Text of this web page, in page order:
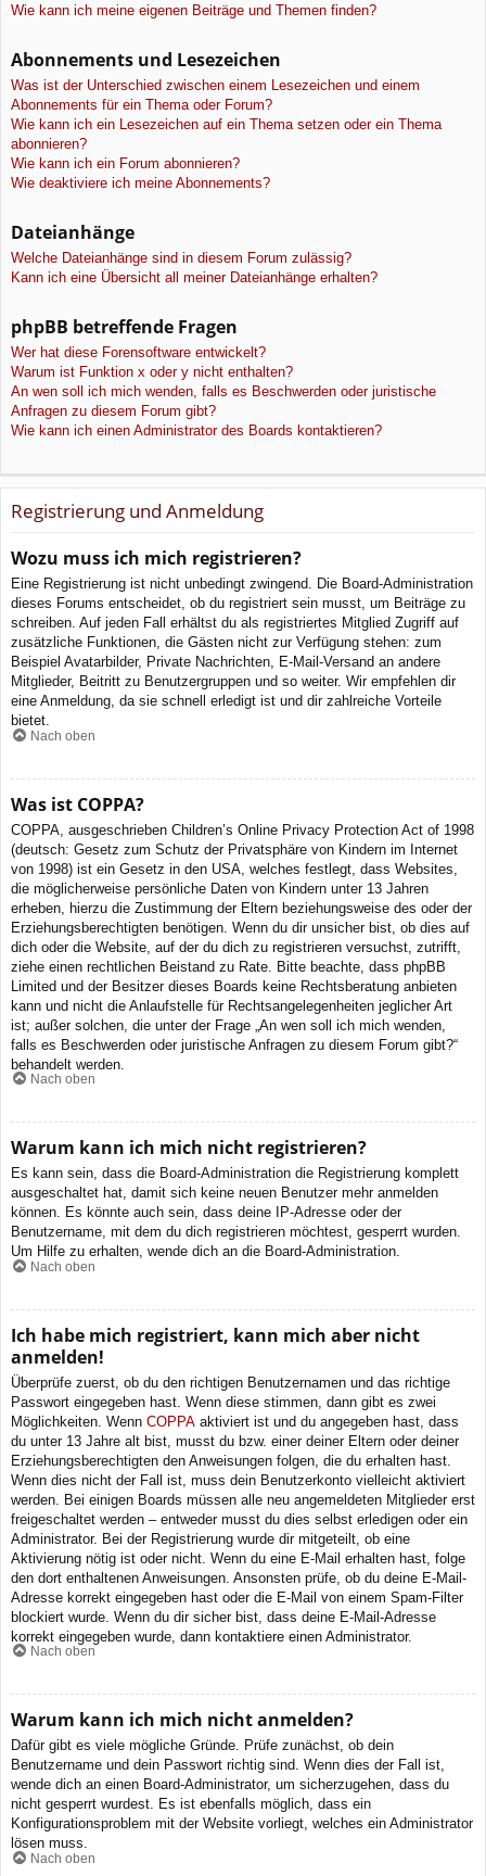
Wie kann ich meine eigenen Beiträge und Themen finden?
Abonnements und Lesezeichen
Was ist der Unterschied zwischen einem Lesezeichen und einem
Abonnements für ein Thema oder Forum?
Wie kann ich ein Lesezeichen auf ein Thema setzen oder ein Thema
abonnieren?
Wie kann ich ein Forum abonnieren?
Wie deaktiviere ich meine Abonnements?
Dateianhänge
Welche Dateianhänge sind in diesem Forum zulässig?
Kann ich eine Übersicht all meiner Dateianhänge erhalten?
phpBB betreffende Fragen
Wer hat diese Forensoftware entwickelt?
Warum ist Funktion x oder y nicht enthalten?
An wen soll ich mich wenden, falls es Beschwerden oder juristische
Anfragen zu diesem Forum gibt?
Wie kann ich einen Administrator des Boards kontaktieren?
Registrierung und Anmeldung
Wozu muss ich mich registrieren?
Eine Registrierung ist nicht unbedingt zwingend. Die Board-Administration
dieses Forums entscheidet, ob du registriert sein musst, um Beiträge zu
schreiben. Auf jeden Fall erhältst du als registriertes Mitglied Zugriff auf
zusätzliche Funktionen, die Gästen nicht zur Verfügung stehen: zum
Beispiel Avatarbilder, Private Nachrichten, E-Mail-Versand an andere
Mitglieder, Beitritt zu Benutzergruppen und so weiter. Wir empfehlen dir
eine Anmeldung, da sie schnell erledigt ist und dir zahlreiche Vorteile
bietet.
Nach oben
Was ist COPPA?
COPPA, ausgeschrieben Children’s Online Privacy Protection Act of 1998
(deutsch: Gesetz zum Schutz der Privatsphäre von Kindern im Internet
von 1998) ist ein Gesetz in den USA, welches festlegt, dass Websites,
die möglicherweise persönliche Daten von Kindern unter 13 Jahren
erheben, hierzu die Zustimmung der Eltern beziehungsweise des oder der
Erziehungsberechtigten benötigen. Wenn du dir unsicher bist, ob dies auf
dich oder die Website, auf der du dich zu registrieren versuchst, zutrifft,
ziehe einen rechtlichen Beistand zu Rate. Bitte beachte, dass phpBB
Limited und der Besitzer dieses Boards keine Rechtsberatung anbieten
kann und nicht die Anlaufstelle für Rechtsangelegenheiten jeglicher Art
ist; außer solchen, die unter der Frage „An wen soll ich mich wenden,
falls es Beschwerden oder juristische Anfragen zu diesem Forum gibt?“
behandelt werden.
Nach oben
Warum kann ich mich nicht registrieren?
Es kann sein, dass die Board-Administration die Registrierung komplett
ausgeschaltet hat, damit sich keine neuen Benutzer mehr anmelden
können. Es könnte auch sein, dass deine IP-Adresse oder der
Benutzername, mit dem du dich registrieren möchtest, gesperrt wurden.
Um Hilfe zu erhalten, wende dich an die Board-Administration.
Nach oben
Ich habe mich registriert, kann mich aber nicht
anmelden!
Überprüfe zuerst, ob du den richtigen Benutzernamen und das richtige
Passwort eingegeben hast. Wenn diese stimmen, dann gibt es zwei
Möglichkeiten. Wenn COPPA aktiviert ist und du angegeben hast, dass
du unter 13 Jahre alt bist, musst du bzw. einer deiner Eltern oder deiner
Erziehungsberechtigten den Anweisungen folgen, die du erhalten hast.
Wenn dies nicht der Fall ist, muss dein Benutzerkonto vielleicht aktiviert
werden. Bei einigen Boards müssen alle neu angemeldeten Mitglieder erst
freigeschaltet werden – entweder musst du dies selbst erledigen oder ein
Administrator. Bei der Registrierung wurde dir mitgeteilt, ob eine
Aktivierung nötig ist oder nicht. Wenn du eine E-Mail erhalten hast, folge
den dort enthaltenen Anweisungen. Ansonsten prüfe, ob du deine E-Mail-
Adresse korrekt eingegeben hast oder die E-Mail von einem Spam-Filter
blockiert wurde. Wenn du dir sicher bist, dass deine E-Mail-Adresse
korrekt eingegeben wurde, dann kontaktiere einen Administrator.
Nach oben
Warum kann ich mich nicht anmelden?
Dafür gibt es viele mögliche Gründe. Prüfe zunächst, ob dein
Benutzername und dein Passwort richtig sind. Wenn dies der Fall ist,
wende dich an einen Board-Administrator, um sicherzugehen, dass du
nicht gesperrt wurdest. Es ist ebenfalls möglich, dass ein
Konfigurationsproblem mit der Website vorliegt, welches ein Administrator
lösen muss.
Nach oben